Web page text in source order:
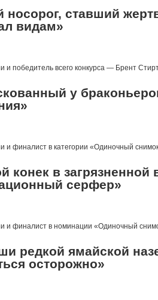
носорог, ставший
видам»
и победитель всего конкурса — Брент
у
и финалист в категории «Одиночный
конек в
серфер»
и финалист в номинации «Одиночный
редкой ямайской
осторожно»